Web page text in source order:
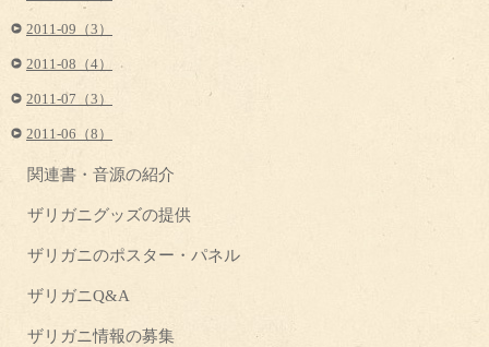
2011-09（3）
2011-08（4）
2011-07（3）
2011-06（8）
関連書・音源の紹介
ザリガニグッズの提供
ザリガニのポスター・パネル
ザリガニQ&A
ザリガニ情報の募集